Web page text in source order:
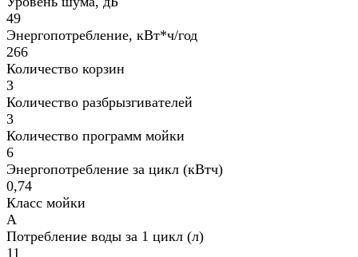
49
Энергопотребление, кВт*ч/год
266
Количество корзин
3
Количество разбрызгивателей
3
Количество программ мойки
6
Энергопотребление за цикл (кВтч)
0,74
Класс мойки
A
Потребление воды за 1 цикл (л)
11